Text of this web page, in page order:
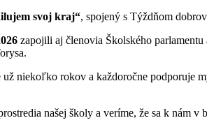
svoj kraj“, spojený s Týždňom
zapojili aj členovia Školského
niekoľko rokov a každoročne
našej školy a veríme, že sa k nám